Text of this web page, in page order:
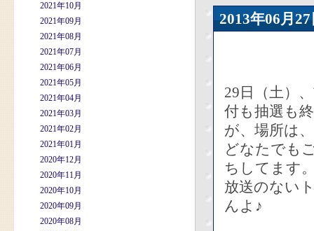
2021年10月
2021年09月
2021年08月
2021年07月
2021年06月
2021年05月
2021年04月
2021年03月
2021年02月
2021年01月
2020年12月
2020年11月
2020年10月
2020年09月
2020年08月
2013年06
29日（土）
付も抽選も
が、場所は
どなたでも
ちしてます
放送のない
んよ♪